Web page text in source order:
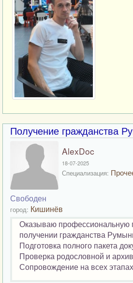
Получение гражданства
AlexDoc
18-07-2025
Специализация:
Свободен
город: Кишинёв
Оказываю профессиональную
получении гражданства
Подготовка полного пакета
Проверка родословной и
Сопровождение на всех